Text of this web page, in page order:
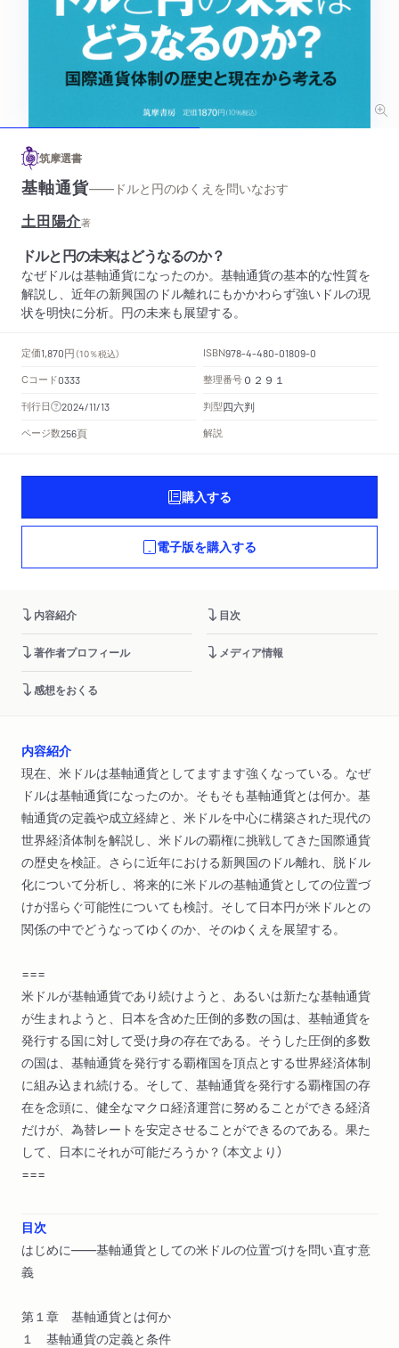
筑摩選書
基軸通貨——ドルと円のゆくえを問いなおす
土田陽介著
ドルと円の未来はどうなるのか？
なぜドルは基軸通貨になったのか。基軸通貨の基本的な性質を
解説し、近年の新興国のドル離れにもかかわらず強いドルの現
状を明快に分析。円の未来も展望する。
定価1,870円 （10％税込） ISBN978-4-480-01809-0
Cコード0333 整理番号 ０２９１
刊行日 2024/11/13 判型四六判
ページ数256頁 解説
購入する
電子版を購入する
内容紹介 目次
著作者プロフィール メディア情報
感想をおくる
内容紹介
現在、米ドルは基軸通貨としてますます強くなっている。なぜ
ドルは基軸通貨になったのか。そもそも基軸通貨とは何か。基
軸通貨の定義や成立経緯と、米ドルを中心に構築された現代の
世界経済体制を解説し、米ドルの覇権に挑戦してきた国際通貨
の歴史を検証。さらに近年における新興国のドル離れ、脱ドル
化について分析し、将来的に米ドルの基軸通貨としての位置づ
けが揺らぐ可能性についても検討。そして日本円が米ドルとの
関係の中でどうなってゆくのか、そのゆくえを展望する。
===
米ドルが基軸通貨であり続けようと、あるいは新たな基軸通貨
が生まれようと、日本を含めた圧倒的多数の国は、基軸通貨を
発行する国に対して受け身の存在である。そうした圧倒的多数
の国は、基軸通貨を発行する覇権国を頂点とする世界経済体制
に組み込まれ続ける。そして、基軸通貨を発行する覇権国の存
在を念頭に、健全なマクロ経済運営に努めることができる経済
だけが、為替レートを安定させることができるのである。果た
して、日本にそれが可能だろうか？（本文より）
===
目次
はじめに――基軸通貨としての米ドルの位置づけを問い直す意
義
第１章 基軸通貨とは何か
１ 基軸通貨の定義と条件